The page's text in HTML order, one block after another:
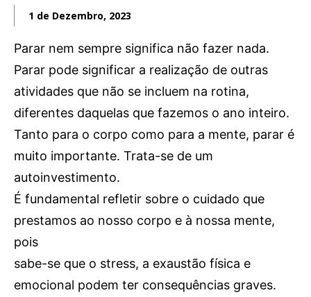
NATAL NAS FREGUESIAS
ATUALIDADE
POLÍTICA
REGIÃO
CULTURA E LAZER
SENENSES PELO MUNDO
EM FOCO
OPINIÃO DOS LEITORES
ANDANDO POR AÍ
1 de Dezembro, 2023
Parar nem sempre significa não fazer nada.
Parar pode significar a realização de outras
atividades que não se incluem na rotina,
diferentes daquelas que fazemos o ano inteiro.
Tanto para o corpo como para a mente, parar é
muito importante. Trata-se de um
autoinvestimento.
É fundamental refletir sobre o cuidado que
prestamos ao nosso corpo e à nossa mente,
pois
sabe-se que o stress, a exaustão física e
emocional podem ter consequências graves.